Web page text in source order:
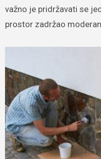
važno je pridržavati se
prostor zadržao